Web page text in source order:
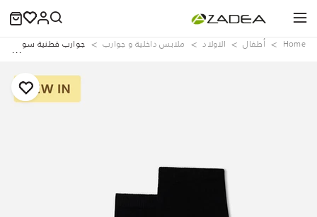
Home ‏أطفال الاولاد ملابس داخلية و جوارب جوارب قطنية سوداء